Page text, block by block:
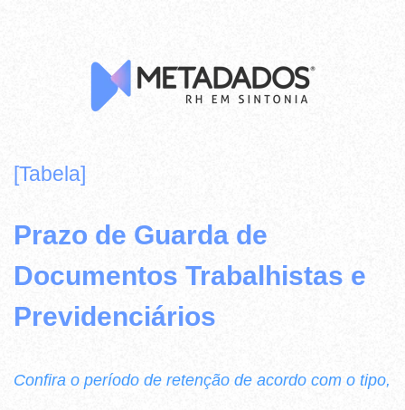
[Tabela]
Prazo de Guarda de
Documentos Trabalhistas e
Previdenciários
Confira o período de retenção de acordo com o tipo,